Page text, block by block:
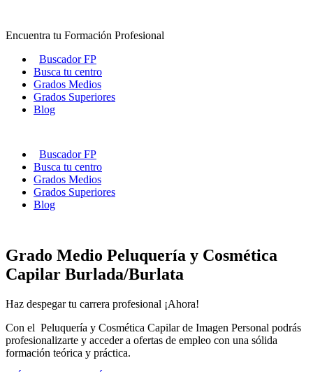
contenido
Encuentra tu Formación Profesional
Buscador FP
Busca tu centro
Grados Medios
Grados Superiores
Blog
Buscador FP
Busca tu centro
Grados Medios
Grados Superiores
Blog
Grado Medio Peluquería y Cosmética
Capilar Burlada/Burlata
Haz despegar tu carrera profesional ¡Ahora!
Con el Peluquería y Cosmética Capilar de Imagen Personal podrás
profesionalizarte y acceder a ofertas de empleo con una sólida
formación teórica y práctica.